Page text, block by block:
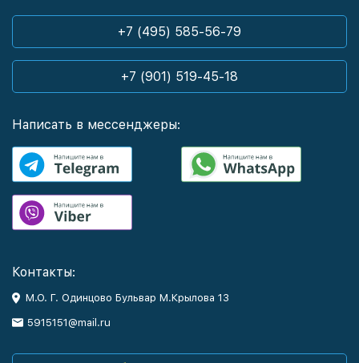
+7 (495) 585-56-79
+7 (901) 519-45-18
Написать в мессенджеры:
Контакты:
М.О. Г. Одинцово Бульвар М.Крылова 13
5915151@mail.ru